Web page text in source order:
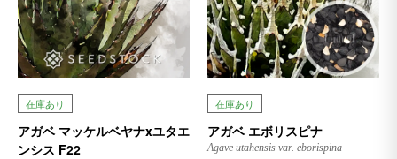
在庫あり
アガベ マッケルベヤナxユタエ
ンシス F22
在庫あり
アガベ エボリスピナ
Agave utahensis var. eborispina